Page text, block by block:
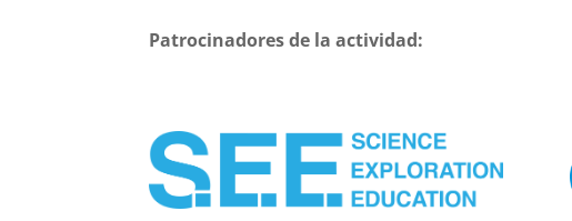
Patrocinadores de la actividad: